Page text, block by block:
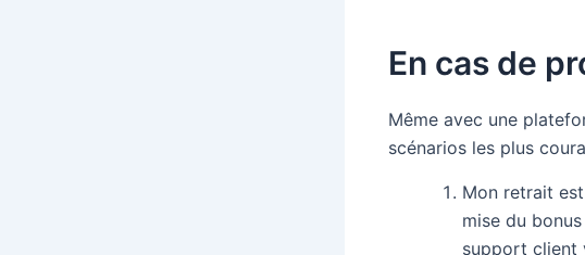
En cas de
Même avec une
scénarios les plus
Mon retrait
mise du
support client